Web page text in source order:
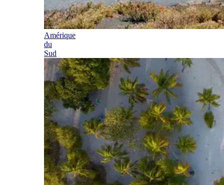
Amérique
du
Sud